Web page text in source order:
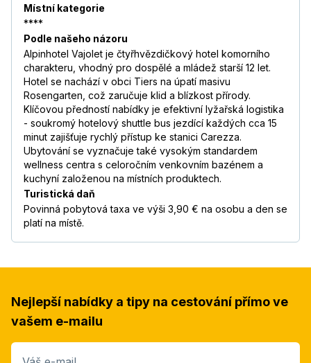
Místní kategorie
****
Podle našeho názoru
Alpinhotel Vajolet je čtyřhvězdičkový hotel komorního
charakteru, vhodný pro dospělé a mládež starší 12 let.
Hotel se nachází v obci Tiers na úpatí masivu
Rosengarten, což zaručuje klid a blízkost přírody.
Klíčovou předností nabídky je efektivní lyžařská logistika
- soukromý hotelový shuttle bus jezdící každých cca 15
minut zajišťuje rychlý přístup ke stanici Carezza.
Ubytování se vyznačuje také vysokým standardem
wellness centra s celoročním venkovním bazénem a
kuchyní založenou na místních produktech.
Turistická daň
Povinná pobytová taxa ve výši 3,90 € na osobu a den se
platí na místě.
Nejlepší nabídky a tipy na cestování přímo ve
vašem e-mailu